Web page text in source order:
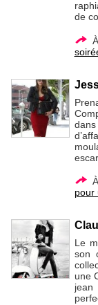
de
pour
Le
son
une